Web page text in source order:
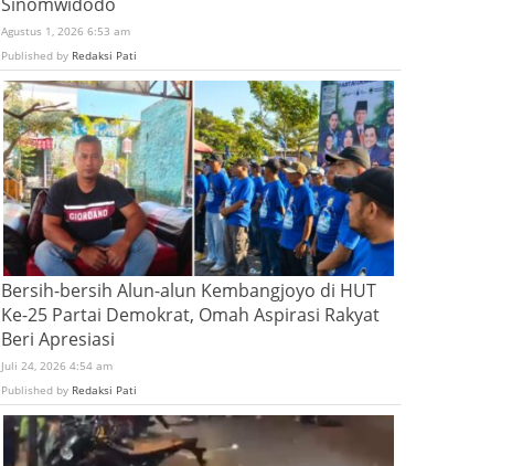
Agustus 1, 2026 6:53 am
Published by Redaksi Pati
Bersih-bersih Alun-alun Kembangjoyo di HUT
Ke-25 Partai Demokrat, Omah Aspirasi Rakyat
Beri Apresiasi
Juli 24, 2026 4:54 am
Published by Redaksi Pati